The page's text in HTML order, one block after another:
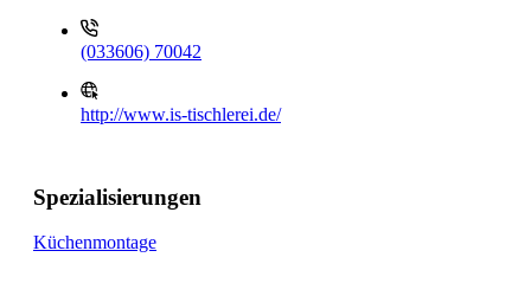
(033606) 70042
http://www.is-tischlerei.de/
Spezialisierungen
Küchenmontage